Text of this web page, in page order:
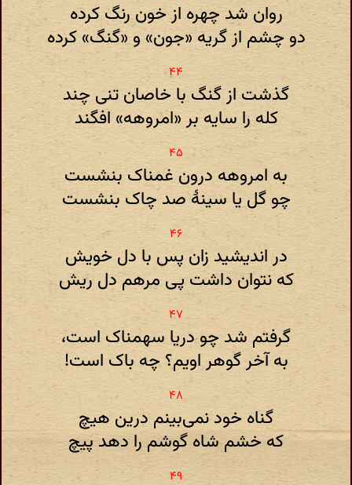
روان شد چهره از خون رنگ کرده
دو چشم از گریه «جون» و «گنگ» کرده
گذشت از گنگ با خاصان تنی چند
کله را سایه بر «امروهه» افگند
به امروهه درون غمناک بنشست
چو گل یا سینهٔ صد چاک بنشست
در اندیشید زان پس با دل خویش
که نتوان داشت پی مرهم دل ریش
گرفتم شد چو دریا سهمناک است،
به آخر گوهر اویم؟ چه باک است!
گناه خود نمی‌بینم درین هیچ
که خشم شاه گوشم را دهد پیچ